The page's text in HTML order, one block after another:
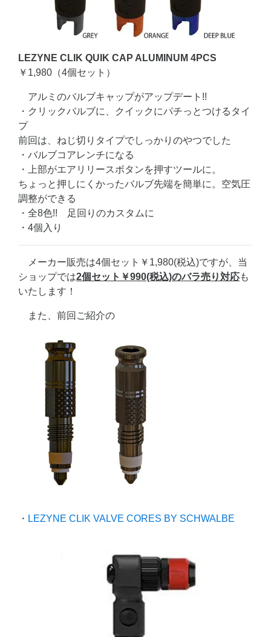
LEZYNE CLIK QUIK CAP ALUMINUM 4PCS
￥1,980（4個セット）
アルミのバルブキャップがアップデート!!
・クリックバルブに、クイックにパチっとつけるタイ
プ
前回は、ねじ切りタイプでしっかりのやつでした
・バルブコアレンチになる
・上部がエアリリースボタンを押すツールに。
ちょっと押しにくかったバルブ先端を簡単に。空気圧
調整ができる
・全8色!! 足回りのカスタムに
・4個入り
メーカー販売は4個セット￥1,980(税込)ですが、当
ショップでは2個セット￥990(税込)のバラ売り対応も
いたします！
また、前回ご紹介の
・ LEZYNE CLIK VALVE CORES BY SCHWALBE